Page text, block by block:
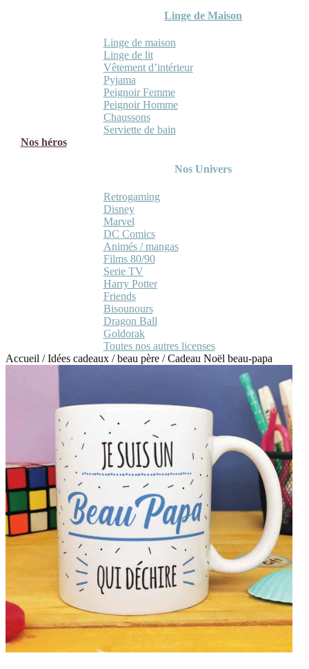
Linge de Maison
Linge de maison
Linge de lit
Vêtement d’intérieur
Pyjama
Peignoir Femme
Peignoir Homme
Chaussons
Serviette de bain
Nos héros
Nos Univers
Retrogaming
Disney
Marvel
DC Comics
Animés / mangas
Films 80/90
Serie TV
Harry Potter
Friends
Bisounours
Dragon Ball
Goldorak
Toutes nos autres licenses
Accueil /Idées cadeaux /beau père /Cadeau Noël beau-papa